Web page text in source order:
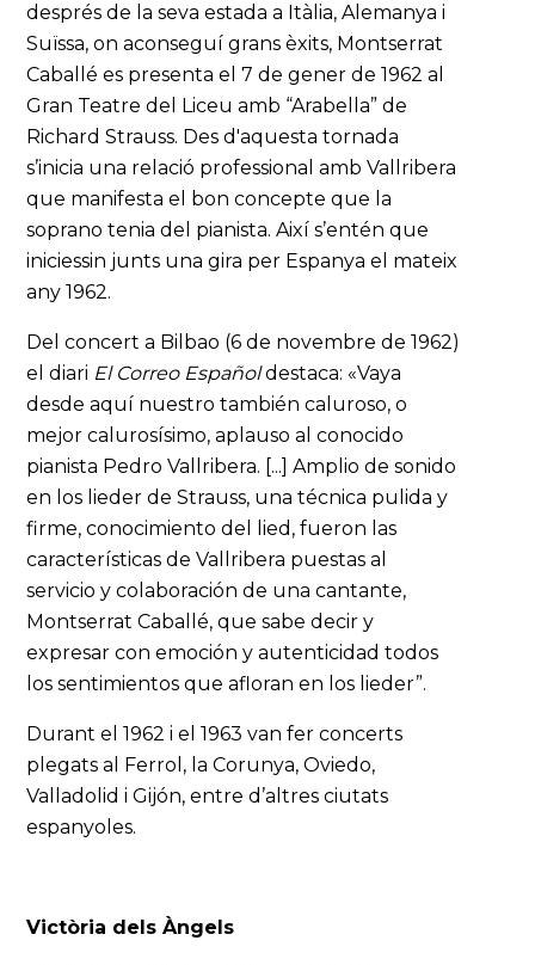
després de la seva estada a Itàlia, Alemanya i
Suïssa, on aconseguí grans èxits, Montserrat
Caballé es presenta el 7 de gener de 1962 al
Gran Teatre del Liceu amb “Arabella” de
Richard Strauss. Des d'aquesta tornada
s’inicia una relació professional amb Vallribera
que manifesta el bon concepte que la
soprano tenia del pianista. Així s’entén que
iniciessin junts una gira per Espanya el mateix
any 1962.
Del concert a Bilbao (6 de novembre de 1962)
el diari El Correo Españoldestaca: «Vaya
desde aquí nuestro también caluroso, o
mejor calurosísimo, aplauso al conocido
pianista Pedro Vallribera. [...] Amplio de sonido
en los lieder de Strauss, una técnica pulida y
firme, conocimiento del lied, fueron las
características de Vallribera puestas al
servicio y colaboración de una cantante,
Montserrat Caballé, que sabe decir y
expresar con emoción y autenticidad todos
los sentimientos que afloran en los lieder”.
Durant el 1962 i el 1963 van fer concerts
plegats al Ferrol, la Corunya, Oviedo,
Valladolid i Gijón, entre d’altres ciutats
espanyoles.
Victòria dels Àngels